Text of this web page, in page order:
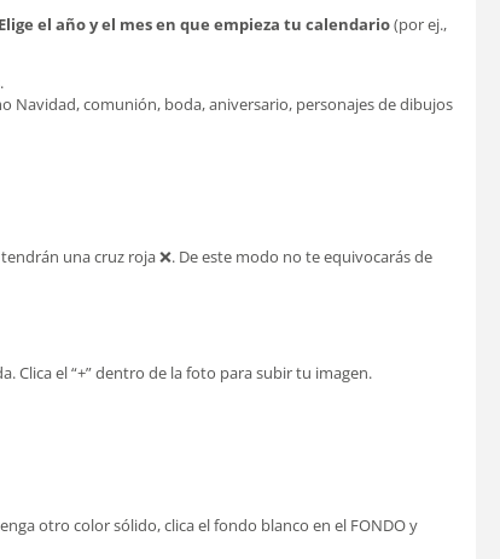
Elige el año y el mes en que empieza tu calendario(por ej.,
Navidad, comunión, boda, aniversario, personajes de dibujos
una cruz roja ❌. De este modo no te equivocarás de
Clica el “+” dentro de la foto para subir tu imagen.
otro color sólido, clica el fondo blanco en el FONDO y